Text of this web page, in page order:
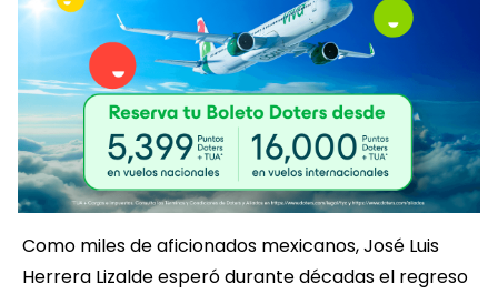
Como miles de aficionados mexicanos, José Luis
Herrera Lizalde esperó durante décadas el regreso